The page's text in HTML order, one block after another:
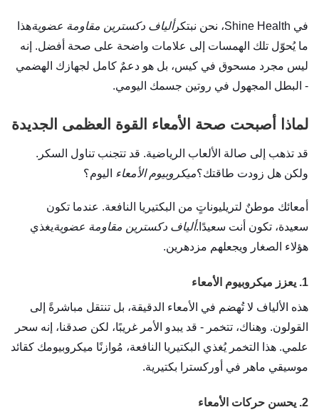
في Shine Health، نحن نبتكر ألياف دكسترين مقاومة عضويةهذا
ما يُحوّل تلك الهمسات إلى علامات واضحة على صحة أفضل. إنه
ليس مجرد مسحوق في كيس، بل هو دعمٌ كامل لجهازك الهضمي
- البطل المجهول في روتين جسمك اليومي.
لماذا أصبحت صحة الأمعاء القوة العظمى الجديدة
قد تذهب إلى صالة الألعاب الرياضية. قد تتجنب تناول السكر.
ولكن هل زودت طاقتك؟ميكروبيوم الأمعاء اليوم؟
أمعائك موطنٌ لتريليوناتٍ من البكتيريا النافعة. عندما تكون
سعيدة، تكون أنت سعيدًا.ألياف دكسترين مقاومة عضويةيغذي
هؤلاء الصغار ويجعلهم مزدهرين.
1. يعزز ميكروبيوم الأمعاء
هذه الألياف لا تُهضم في الأمعاء الدقيقة، بل تنتقل مباشرةً إلى
القولون. وهناك، تتخمر - قد يبدو الأمر غريبًا، لكن صدقنا، إنه سحر
علمي. هذا التخمر يُغذي البكتيريا النافعة، مُوازنًا ميكروبيومك كقائد
موسيقي ماهر في أوركسترا بكتيرية.
2. يحسن حركات الأمعاء